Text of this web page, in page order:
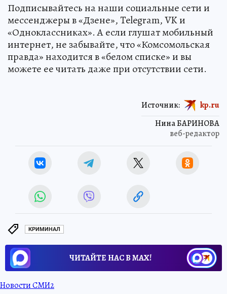
Подписывайтесь на наши социальные сети и
мессенджеры в «Дзене», Telegram, VK и
«Одноклассниках». А если глушат мобильный
интернет, не забывайте, что «Комсомольская
правда» находится в «белом списке» и вы
можете ее читать даже при отсутствии сети.
Нина БАРИНОВА
веб-редактор
Источник: kp.ru
КРИМИНАЛ
ЧИТАЙТЕ НАС В МАХ!
Новости СМИ2